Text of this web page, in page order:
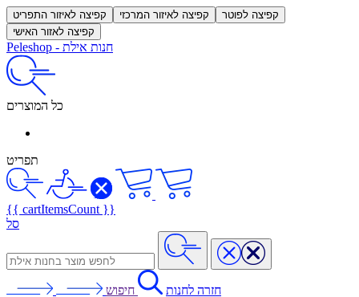
קפיצה לאיזור התפריט קפיצה לאיזור המרכזי
קפיצה לפוטר
קפיצה לאזור האישי
Peleshop - חנות אילת
כל המוצרים
תפריט
{{ cartItemsCount }}
סל
חזרה לחנות חיפוש